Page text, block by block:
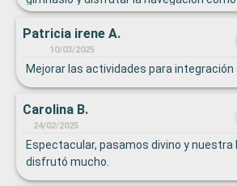
agrade. No se puede pedir más.
Patricia irene A.
10/03/2025
Mejorar las actividades para integración
Carolina B.
24/02/2025
Espectacular, pasamos divino y nuestra
disfrutó mucho.